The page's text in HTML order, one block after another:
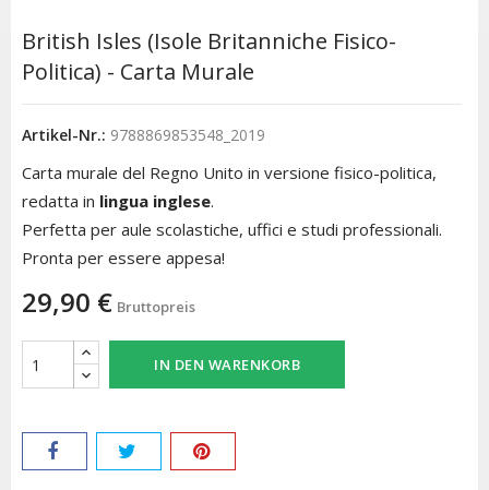
British Isles (Isole Britanniche Fisico-
Politica) - Carta Murale
Artikel-Nr.: 9788869853548_2019
Carta murale del Regno Unito in versione fisico-politica,
redatta in lingua inglese.
Perfetta per aule scolastiche, uffici e studi professionali.
Pronta per essere appesa!
29,90 € Bruttopreis
IN DEN WARENKORB